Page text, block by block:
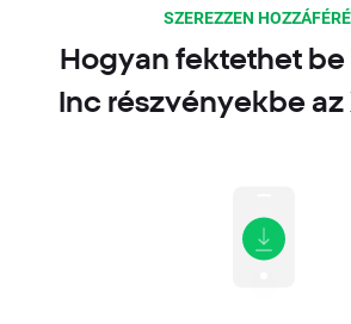
SZEREZZEN
Hogyan fektethet
Inc részvényekbe az